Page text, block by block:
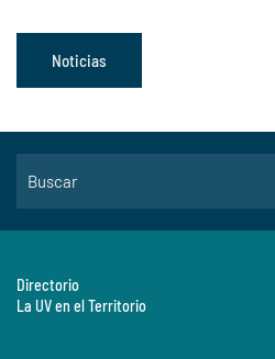
Noticias
Directorio
La UV en el Territorio